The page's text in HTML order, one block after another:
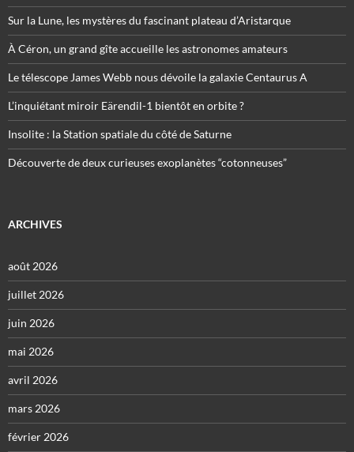
Sur la Lune, les mystères du fascinant plateau d’Aristarque
À Céron, un grand gîte accueille les astronomes amateurs
Le télescope James Webb nous dévoile la galaxie Centaurus A
L’inquiétant miroir Eärendil-1 bientôt en orbite ?
Insolite : la Station spatiale du côté de Saturne
Découverte de deux curieuses exoplanètes “cotonneuses”
ARCHIVES
août 2026
juillet 2026
juin 2026
mai 2026
avril 2026
mars 2026
février 2026